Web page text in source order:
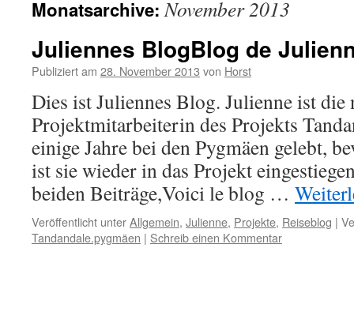
Monatsarchive:November 2013
Juliennes BlogBlog de
Publiziert am 28. November 2013 von Horst
Dies ist Juliennes Blog. Julienne ist die
Projektmitarbeiterin des Projekts
einige Jahre bei den Pygmäen gelebt,
ist sie wieder in das Projekt
beiden Beiträge,Voici le blog …
Veröffentlicht unterAllgemein, Julienne, Projekte, Reiseblog |
Tandandale.pygmäen | Schreib einen Kommentar